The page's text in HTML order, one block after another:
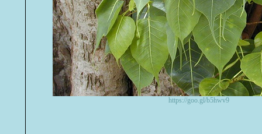
https://goo.gl/b5hwv9